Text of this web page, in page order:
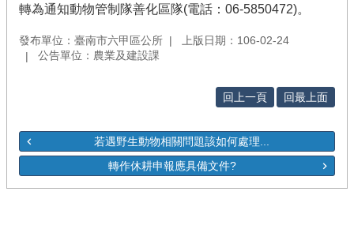
轉為通知動物管制隊善化區隊(電話：06-5850472)。
發布單位：臺南市六甲區公所
上版日期：106-02-24
公告單位：農業及建設課
回上一頁 回最上面
若遇野生動物相關問題該如何處理...
轉作休耕申報應具備文件?